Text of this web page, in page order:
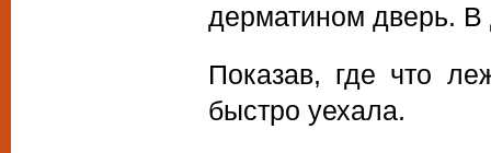
дерматином дверь. В
Показав, где что
быстро уехала.